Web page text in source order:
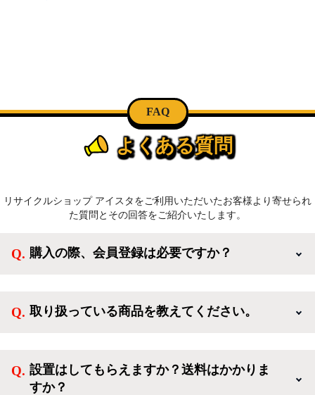
FAQ
よくある質問
リサイクルショップ アイスタをご利用いただいたお客様より寄せられ
た質問とその回答をご紹介いたします。
購入の際、会員登録は必要ですか？
方、登録しなくてもカートに商品を入れた後、ログイ
取り扱っている商品を教えてください。
活を応援するような家電セットから、季節・空調家
電、調理家電、生活家電まで、幅広く中古家電を取り
設置はしてもらえますか？送料はかかりま
すか？